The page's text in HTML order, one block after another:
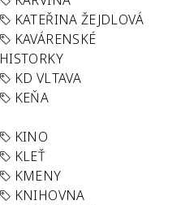
KATEŘINA ŽEJDLOVÁ
KAVÁRENSKÉ
HISTORKY
KD VLTAVA
KEŇA
KINO
KLEŤ
KMENY
KNIHOVNA